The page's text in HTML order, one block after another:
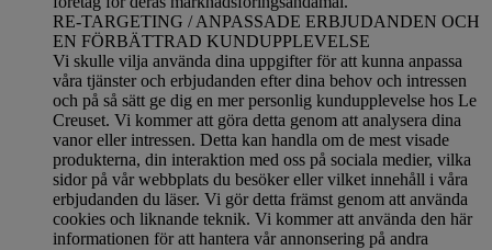
RE-TARGETING / ANPASSADE ERBJUDANDEN OCH
EN FÖRBÄTTRAD KUNDUPPLEVELSE
Vi skulle vilja använda dina uppgifter för att kunna anpassa
våra tjänster och erbjudanden efter dina behov och intressen
och på så sätt ge dig en mer personlig kundupplevelse hos Le
Creuset. Vi kommer att göra detta genom att analysera dina
vanor eller intressen. Detta kan handla om de mest visade
produkterna, din interaktion med oss på sociala medier, vilka
sidor på vår webbplats du besöker eller vilket innehåll i våra
erbjudanden du läser. Vi gör detta främst genom att använda
cookies och liknande teknik. Vi kommer att använda den här
informationen för att hantera vår annonsering på andra